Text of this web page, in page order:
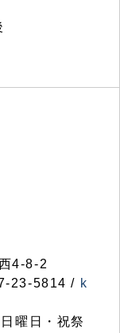
4-8-2
23-5814 / k
曜日・祝祭